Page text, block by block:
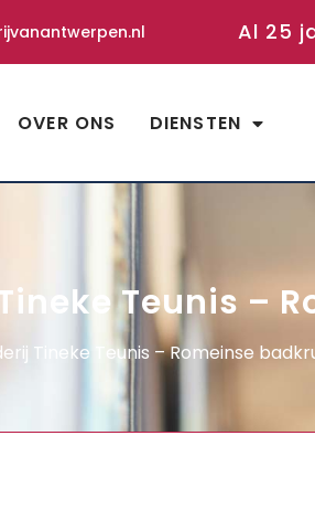
Al 25
OVER ONS DIENSTEN
Teunis –
Tineke Teunis – Romeinse